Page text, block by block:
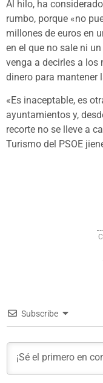
Al hilo, ha
rumbo, porque «no
millones de euros en
en el que no sale ni
venga a decirles a
dinero para mantener
«Es inaceptable, es
ayuntamientos y,
recorte no se lleve a
Turismo del PSOE
Subscribe